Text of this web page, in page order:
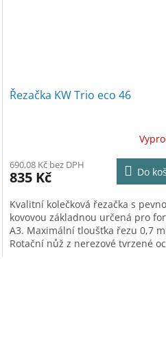
Řezačka KW Trio eco 46
690,08 Kč bez DPH
835 Kč Do
Kvalitní kolečková řezačka s
kovovou základnou určená pro
A3. Maximální tloušťka řezu 0,7
Rotační nůž z nerezové tvrzené